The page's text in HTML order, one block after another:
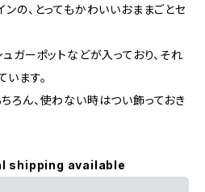
ンの、とってもかわいいおままごとセ
ガーポットなどが入っており、それ
ます。
ろん、使わない時はつい飾っておき
shipping available